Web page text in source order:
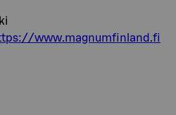
www.magnumfinland.fi